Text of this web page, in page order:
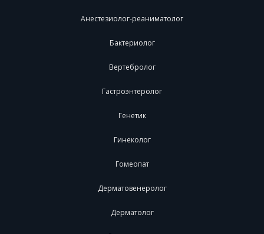
Анестезиолог-реаниматолог
Бактериолог
Вертебролог
Гастроэнтеролог
Генетик
Гинеколог
Гомеопат
Дерматовенеролог
Дерматолог